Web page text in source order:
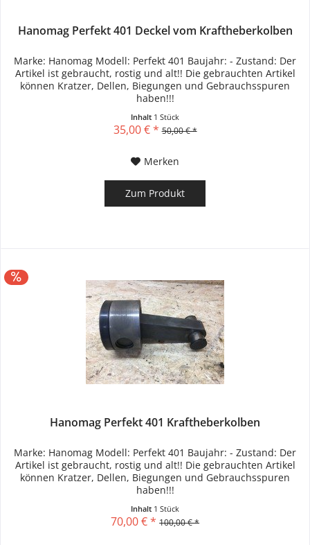
Hanomag Perfekt 401 Deckel vom Kraftheberkolben
Marke: Hanomag Modell: Perfekt 401 Baujahr: - Zustand: Der
Artikel ist gebraucht, rostig und alt!! Die gebrauchten Artikel
können Kratzer, Dellen, Biegungen und Gebrauchsspuren
haben!!!
Inhalt 1 Stück
35,00 € * 50,00 € *
Merken
Zum Produkt
Hanomag Perfekt 401 Kraftheberkolben
Marke: Hanomag Modell: Perfekt 401 Baujahr: - Zustand: Der
Artikel ist gebraucht, rostig und alt!! Die gebrauchten Artikel
können Kratzer, Dellen, Biegungen und Gebrauchsspuren
haben!!!
Inhalt 1 Stück
70,00 € * 100,00 € *